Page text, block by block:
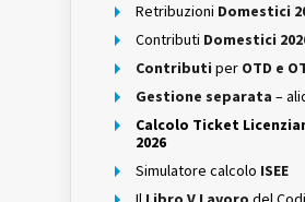
Retribuzioni Domestici
Contributi Domestici
Contributi per OTD e
Gestione separata –
Calcolo Ticket
2026
Simulatore calcolo ISEE